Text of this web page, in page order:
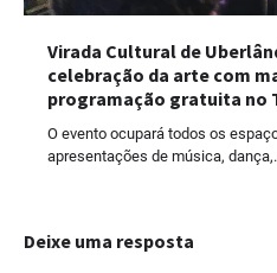
Virada Cultural de
celebração da arte com
programação gratuita no
O evento ocupará todos os
apresentações de música,
Deixe uma resposta